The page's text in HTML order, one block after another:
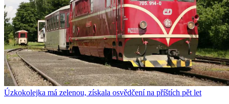
Úzkokolejka má zelenou, získala osvědčení na příštích pět let